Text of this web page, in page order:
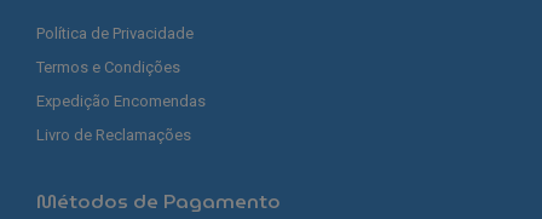
Política de Privacidade
Termos e Condições
Expedição Encomendas
Livro de Reclamações
Métodos de Pagamento